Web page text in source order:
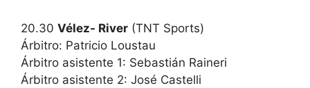
20.30 Vélez- River (TNT Sports)
Árbitro: Patricio Loustau
Árbitro asistente 1: Sebastián Raineri
Árbitro asistente 2: José Castelli